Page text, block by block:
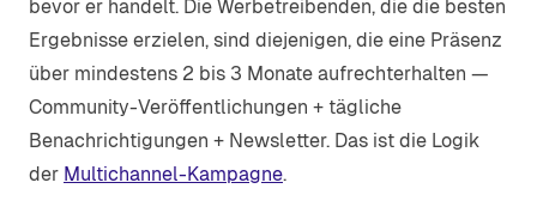
bevor er handelt. Die Werbetreibenden, die die besten
Ergebnisse erzielen, sind diejenigen, die eine Präsenz
über mindestens 2 bis 3 Monate aufrechterhalten —
Community-Veröffentlichungen + tägliche
Benachrichtigungen + Newsletter. Das ist die Logik
der Multichannel-Kampagne.